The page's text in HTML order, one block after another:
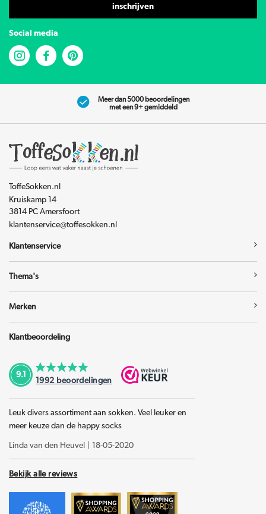
inschrijven
Social media
Meer dan 5000 beoordelingen
met een 9+ gemiddeld
ToffeSokken.nl
Kruiskamp 14
3814 PC Amersfoort
klantenservice@toffesokken.nl
Klantenservice
Thema's
Merken
Klantbeoordeling
9.1
1992beoordelingen
Leuk divers assortiment aan sokken. Veel leuker en
meer keuze dan de happy socks
Linda van den Heuvel 18-05-2020
Bekijk alle reviews